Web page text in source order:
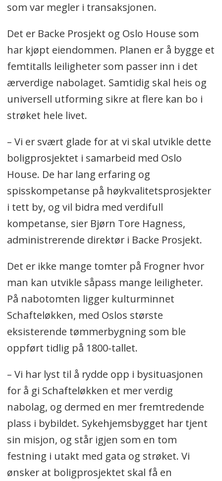
som var megler i transaksjonen.
Det er Backe Prosjekt og Oslo House som
har kjøpt eiendommen. Planen er å bygge et
femtitalls leiligheter som passer inn i det
ærverdige nabolaget. Samtidig skal heis og
universell utforming sikre at flere kan bo i
strøket hele livet.
– Vi er svært glade for at vi skal utvikle dette
boligprosjektet i samarbeid med Oslo
House. De har lang erfaring og
spisskompetanse på høykvalitetsprosjekter
i tett by, og vil bidra med verdifull
kompetanse, sier Bjørn Tore Hagness,
administrerende direktør i Backe Prosjekt.
Det er ikke mange tomter på Frogner hvor
man kan utvikle såpass mange leiligheter.
På nabotomten ligger kulturminnet
Schafteløkken, med Oslos største
eksisterende tømmerbygning som ble
oppført tidlig på 1800-tallet.
– Vi har lyst til å rydde opp i bysituasjonen
for å gi Schafteløkken et mer verdig
nabolag, og dermed en mer fremtredende
plass i bybildet. Sykehjemsbygget har tjent
sin misjon, og står igjen som en tom
festning i utakt med gata og strøket. Vi
ønsker at boligprosjektet skal få en